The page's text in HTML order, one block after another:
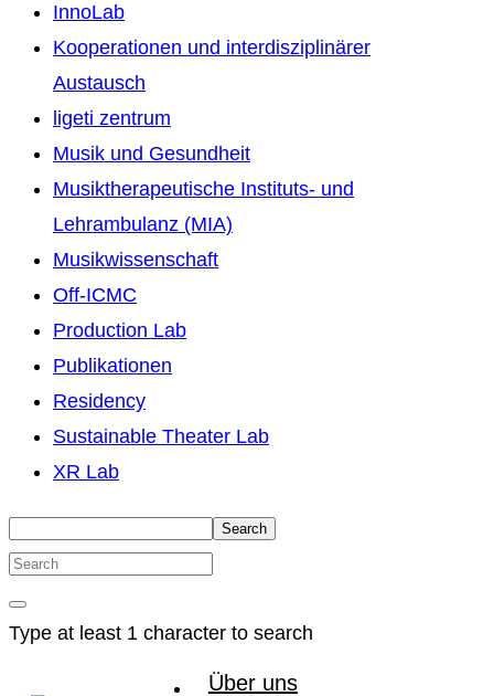
InnoLab
Kooperationen und interdisziplinärer
Austausch
ligeti zentrum
Musik und Gesundheit
Musiktherapeutische Instituts- und
Lehrambulanz (MIA)
Musikwissenschaft
Off-ICMC
Production Lab
Publikationen
Residency
Sustainable Theater Lab
XR Lab
Search
Type at least 1 character to search
Über uns